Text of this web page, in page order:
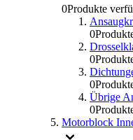
0Produkte
0
0
0
Übrige
0
Motorblock